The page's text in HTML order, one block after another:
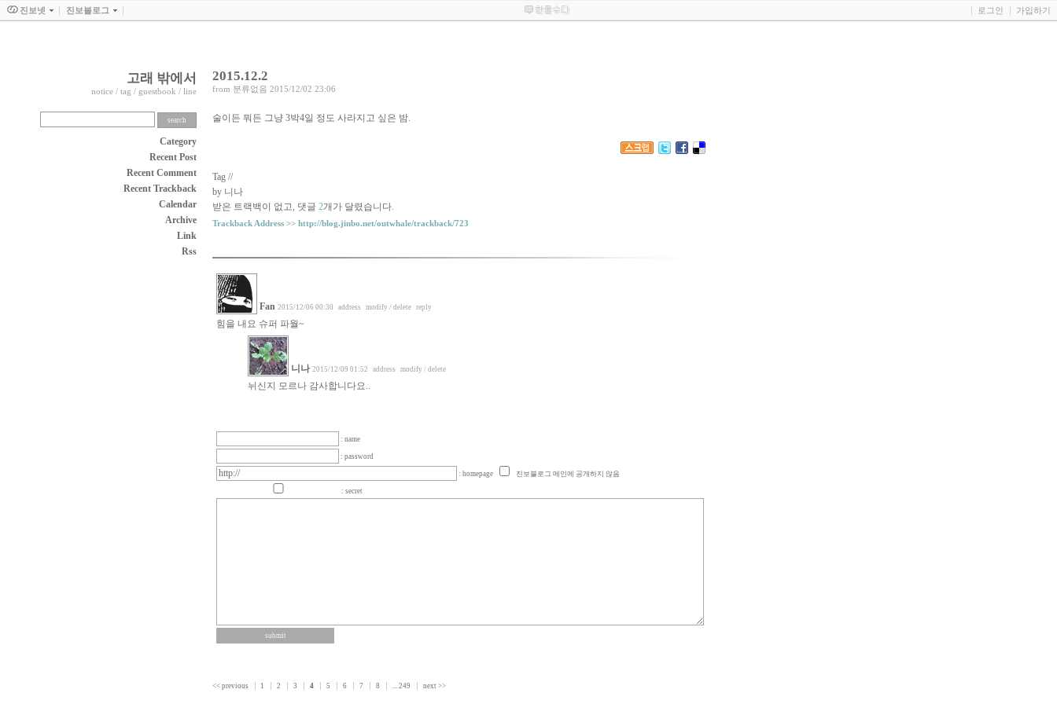
고래 밖에서
notice / tag / guestbook / line
Category
Recent Post
Recent Comment
Recent Trackback
Calendar
Archive
Link
Rss
2015.12.2
from 분류없음 2015/12/02 23:06
술이든 뭐든 그냥 3박4일 정도 사라지고 싶은 밤.
Tag //
by 니나
받은 트랙백이 없고, 댓글 2개가 달렸습니다.
Trackback Address >> http://blog.jinbo.net/outwhale/trackback/723
Fan 2015/12/06 00:30 address modify / delete reply
힘을 내요 슈퍼 파월~
니나 2015/12/09 01:52 address modify / delete
뉘신지 모르나 감사합니다요..
: name
: password
: homepage 진보블로그 메인에 공개하지 않음
: secret
<< previous 1 2 3 4 5 6 7 8 ... 249 next >>
진보넷 진보블로그 로그인 가입하기